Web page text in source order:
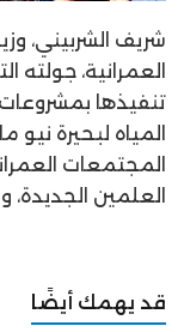
شريف الشربيني،
العمرانية، جولته
تنفيذها بمشروعات
المياه لبحيرة نيو
المجتمعات
العلمين الجديدة،
قد يهمك أيضًا